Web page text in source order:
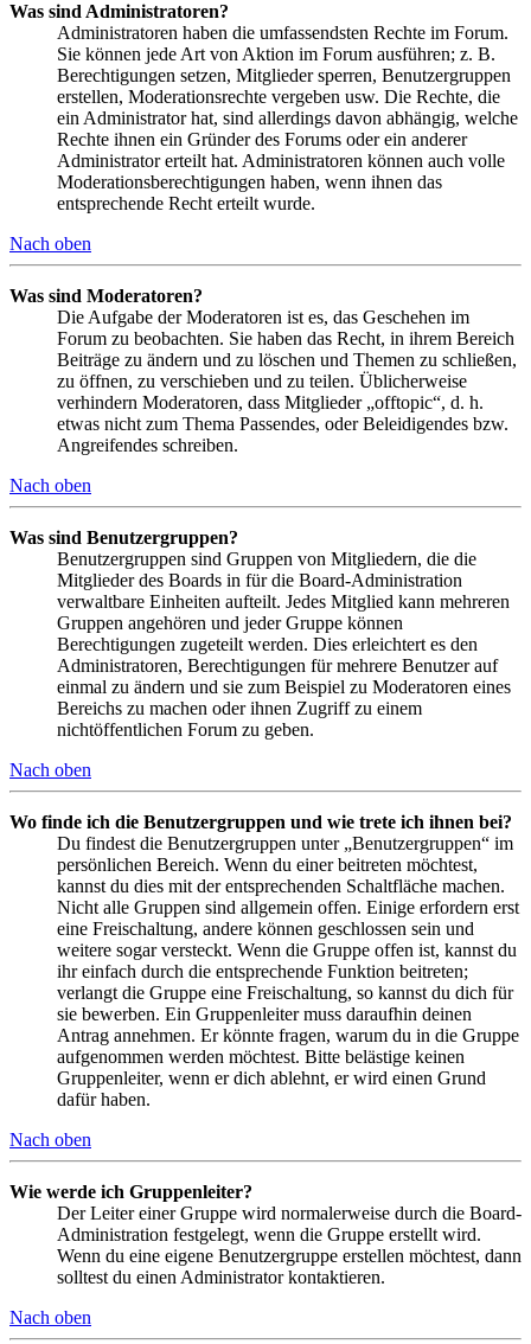
Was sind Administratoren?
Administratoren haben die umfassendsten Rechte im Forum.
Sie können jede Art von Aktion im Forum ausführen; z. B.
Berechtigungen setzen, Mitglieder sperren, Benutzergruppen
erstellen, Moderationsrechte vergeben usw. Die Rechte, die
ein Administrator hat, sind allerdings davon abhängig, welche
Rechte ihnen ein Gründer des Forums oder ein anderer
Administrator erteilt hat. Administratoren können auch volle
Moderationsberechtigungen haben, wenn ihnen das
entsprechende Recht erteilt wurde.
Nach oben
Was sind Moderatoren?
Die Aufgabe der Moderatoren ist es, das Geschehen im
Forum zu beobachten. Sie haben das Recht, in ihrem Bereich
Beiträge zu ändern und zu löschen und Themen zu schließen,
zu öffnen, zu verschieben und zu teilen. Üblicherweise
verhindern Moderatoren, dass Mitglieder „offtopic“, d. h.
etwas nicht zum Thema Passendes, oder Beleidigendes bzw.
Angreifendes schreiben.
Nach oben
Was sind Benutzergruppen?
Benutzergruppen sind Gruppen von Mitgliedern, die die
Mitglieder des Boards in für die Board-Administration
verwaltbare Einheiten aufteilt. Jedes Mitglied kann mehreren
Gruppen angehören und jeder Gruppe können
Berechtigungen zugeteilt werden. Dies erleichtert es den
Administratoren, Berechtigungen für mehrere Benutzer auf
einmal zu ändern und sie zum Beispiel zu Moderatoren eines
Bereichs zu machen oder ihnen Zugriff zu einem
nichtöffentlichen Forum zu geben.
Nach oben
Wo finde ich die Benutzergruppen und wie trete ich ihnen bei?
Du findest die Benutzergruppen unter „Benutzergruppen“ im
persönlichen Bereich. Wenn du einer beitreten möchtest,
kannst du dies mit der entsprechenden Schaltfläche machen.
Nicht alle Gruppen sind allgemein offen. Einige erfordern erst
eine Freischaltung, andere können geschlossen sein und
weitere sogar versteckt. Wenn die Gruppe offen ist, kannst du
ihr einfach durch die entsprechende Funktion beitreten;
verlangt die Gruppe eine Freischaltung, so kannst du dich für
sie bewerben. Ein Gruppenleiter muss daraufhin deinen
Antrag annehmen. Er könnte fragen, warum du in die Gruppe
aufgenommen werden möchtest. Bitte belästige keinen
Gruppenleiter, wenn er dich ablehnt, er wird einen Grund
dafür haben.
Nach oben
Wie werde ich Gruppenleiter?
Der Leiter einer Gruppe wird normalerweise durch die Board-
Administration festgelegt, wenn die Gruppe erstellt wird.
Wenn du eine eigene Benutzergruppe erstellen möchtest, dann
solltest du einen Administrator kontaktieren.
Nach oben